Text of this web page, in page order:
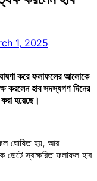
1, 2025
করে ফলাফলের আলোকে
করলেন হাব সদস্যগণ দিনের
হয়েছে।
ঘোষিত হয়, আর
স্বাক্ষরিত ফলাফল হাব